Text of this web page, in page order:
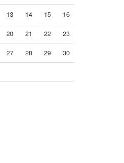
13 14 15 16
20 21 22 23
27 28 29 30